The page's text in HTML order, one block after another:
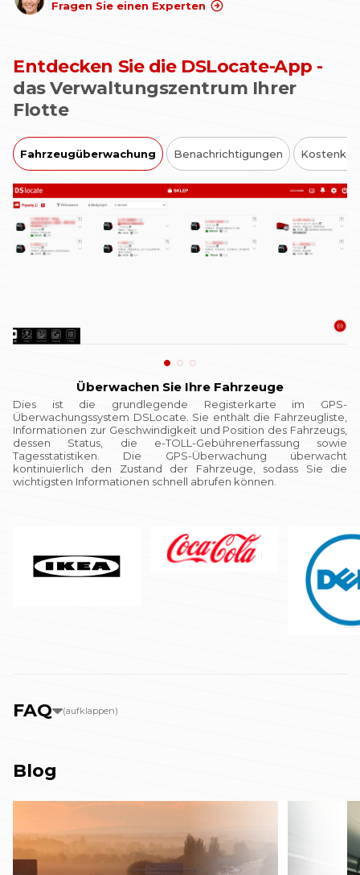
Fragen Sie einen Experten
Entdecken Sie die DSLocate-App -
das Verwaltungszentrum Ihrer
Flotte
Fahrzeugüberwachung Benachrichtigungen
Überwachen Sie Ihre Fahrzeuge
Dies ist die grundlegende Registerkarte im GPS-
Überwachungssystem DSLocate. Sie enthält die Fahrzeugliste,
Informationen zur Geschwindigkeit und Position des Fahrzeugs,
dessen Status, die e-TOLL-Gebührenerfassung sowie
Tagesstatistiken. Die GPS-Überwachung überwacht
kontinuierlich den Zustand der Fahrzeuge, sodass Sie die
wichtigsten Informationen schnell abrufen können.
FAQ (aufklappen)
Blog